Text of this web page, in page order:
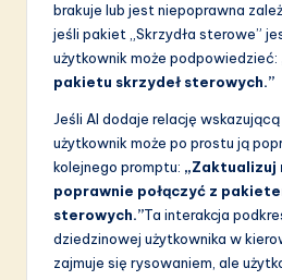
brakuje lub jest niepoprawna
jeśli pakiet „Skrzydła sterowe”
użytkownik może podpowiedzieć:
pakietu skrzydeł sterowych.”
Jeśli AI dodaje relację
użytkownik może po prostu ją
kolejnego promptu: „Zaktualizuj
poprawnie połączyć z
sterowych.”Ta interakcja
dziedzinowej użytkownika w
zajmuje się rysowaniem, ale